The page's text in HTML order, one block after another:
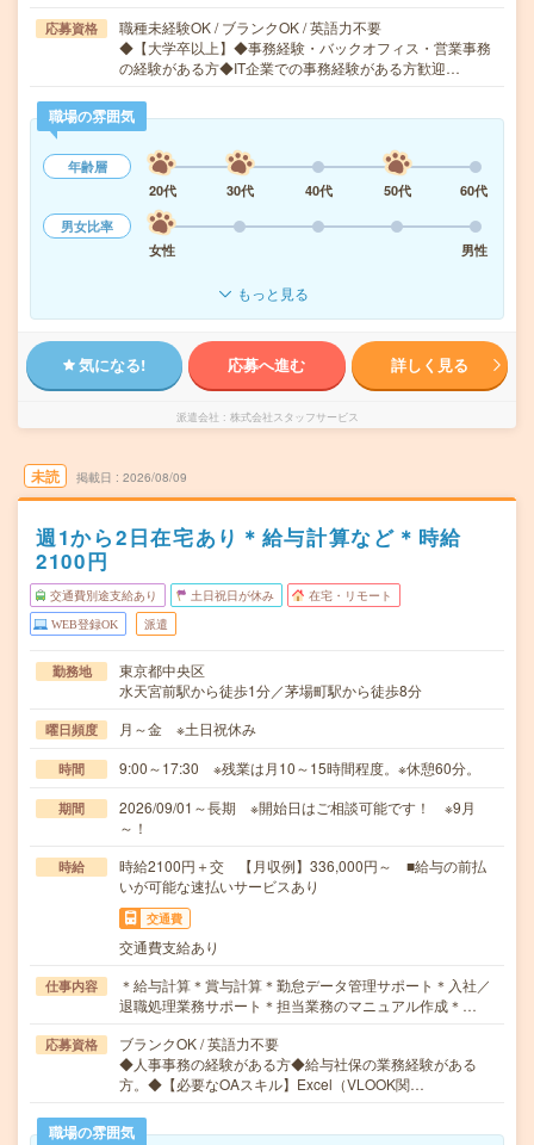
応募資格
職種未経験OK / ブランクOK / 英語力不要
◆【大学卒以上】◆事務経験・バックオフィス・営業事務
の経験がある方◆IT企業での事務経験がある方歓迎…
職場の雰囲気
年齢層
20代
30代 40代 50代
60代
男女比率
女性
男性
もっと見る
気になる! 応募へ進む 詳しく見る
派遣会社 株式会社スタッフサービス
未読 掲載日 2026/08/09
週1から2日在宅あり＊給与計算など＊時給
2100円
交通費別途支給あり 土日祝日が休み 在宅・リモート
WEB登録OK 派遣
勤務地
東京都中央区
水天宮前駅から徒歩1分／茅場町駅から徒歩8分
曜日頻度 月～金 ※土日祝休み
時間 9:00～17:30 ※残業は月10～15時間程度。※休憩60分。
期間
2026/09/01～長期 ※開始日はご相談可能です！ ※9月
～！
時給
時給2100円＋交 【月収例】336,000円～ ■給与の前払
いが可能な速払いサービスあり
交通費
交通費支給あり
仕事内容
＊給与計算＊賞与計算＊勤怠データ管理サポート＊入社／
退職処理業務サポート＊担当業務のマニュアル作成＊…
応募資格
ブランクOK / 英語力不要
◆人事事務の経験がある方◆給与社保の業務経験がある
方。◆【必要なOAスキル】Excel（VLOOK関…
職場の雰囲気